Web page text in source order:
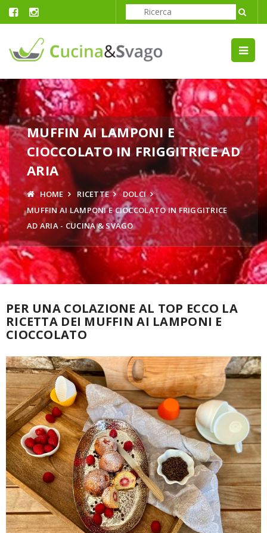
MUFFIN AI LAMPONI E
CIOCCOLATO IN FRIGGITRICE AD
ARIA
HOME RICETTE
DOLCI
MUFFIN AI LAMPONI E CIOCCOLATO IN FRIGGITRICE
AD ARIA - CUCINA & SVAGO
PER UNA COLAZIONE AL TOP ECCO LA
RICETTA DEI MUFFIN AI LAMPONI E
CIOCCOLATO